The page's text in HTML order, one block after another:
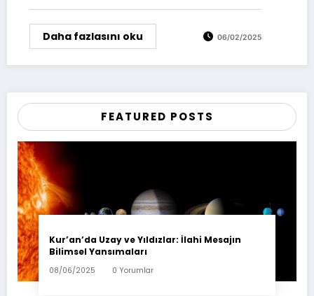
Daha fazlasını oku 06/02/2025
FEATURED POSTS
Kur’an’da Uzay ve Yıldızlar: İlahi Mesajın
Bilimsel Yansımaları
08/06/2025 0 Yorumlar